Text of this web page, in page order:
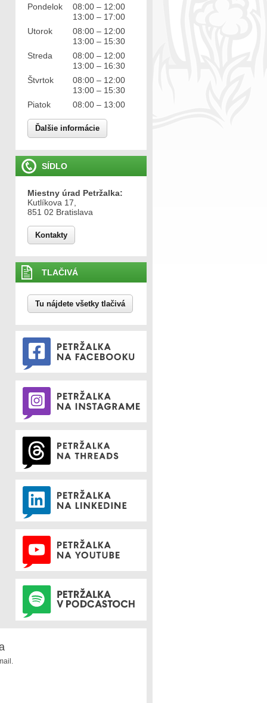
Pondelok
08:00 – 12:00
13:00 – 17:00
Utorok
08:00 – 12:00
13:00 – 15:30
Streda
08:00 – 12:00
13:00 – 16:30
Štvrtok
08:00 – 12:00
13:00 – 15:30
Piatok
08:00 – 13:00
Ďalšie informácie
SÍDLO
Miestny úrad Petržalka:
Kutlíkova 17,
851 02 Bratislava
Kontakty
TLAČIVÁ
Tu nájdete všetky tlačivá